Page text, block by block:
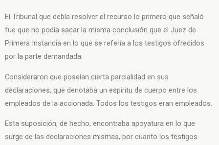
El Tribunal que debía resolver el recurso lo primero que señaló
fue que no podía sacar la misma conclusión que el Juez de
Primera Instancia en lo que se refería a los testigos ofrecidos
por la parte demandada.
Consideraron que poseían cierta parcialidad en sus
declaraciones, que denotaba un espíritu de cuerpo entre los
empleados de la accionada. Todos los testigos eran empleados.
Esta suposición, de hecho, encontraba apoyatura en lo que
surge de las declaraciones mismas, por cuanto los testigos